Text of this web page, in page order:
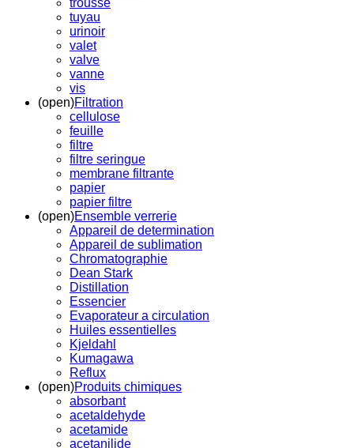
tuyau
urinoir
valet
valve
vanne
vis
(open)Filtration
cellulose
feuille
filtre
filtre seringue
membrane filtrante
papier
papier filtre
(open)Ensemble verrerie
Appareil de determination
Appareil de sublimation
Chromatographie
Dean Stark
Distillation
Essencier
Evaporateur a circulation
Huiles essentielles
Kjeldahl
Kumagawa
Reflux
(open)Produits chimiques
absorbant
acetaldehyde
acetamide
acetanilide